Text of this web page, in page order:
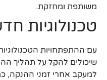
משותפת ומחזקת.
טכנולוגיות
עם ההתפתחויות
שיכולים להקל על תהליך
למעקב אחרי זמני ההנקה,